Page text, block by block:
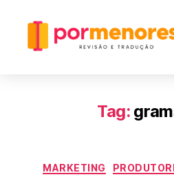
Tag:
MARKETING